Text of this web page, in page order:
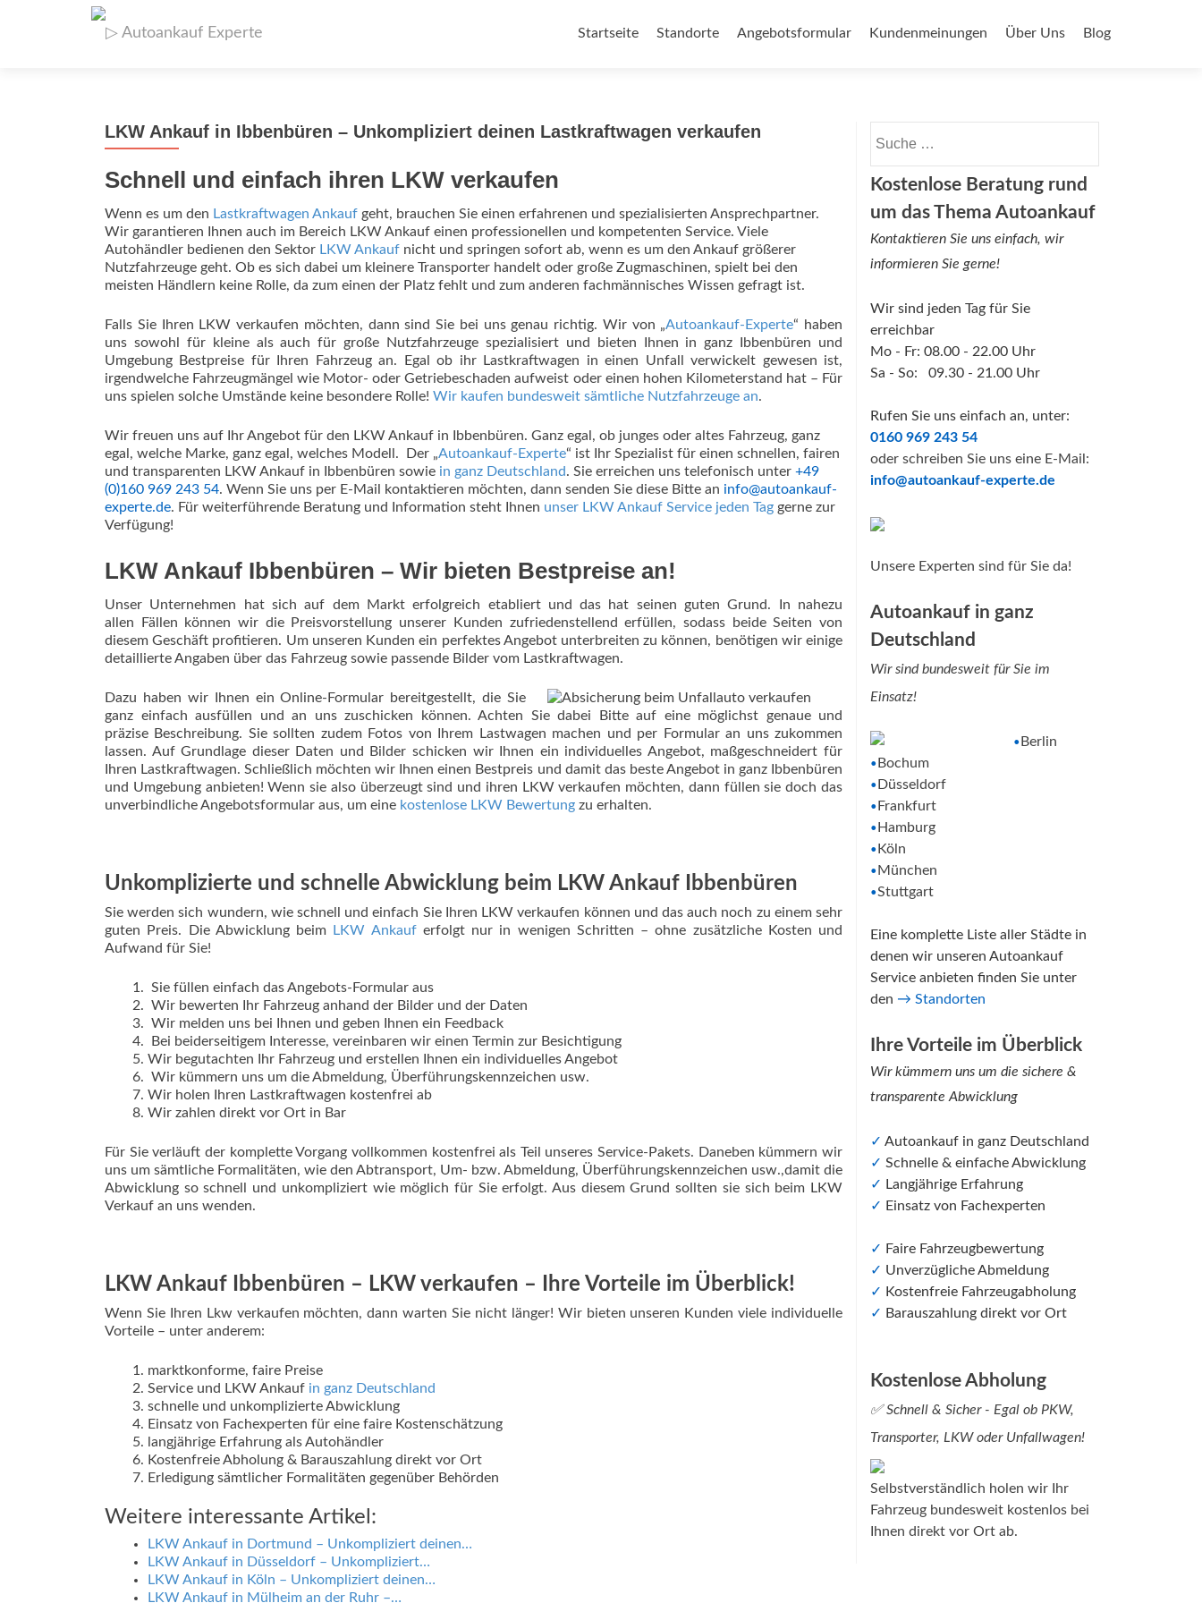
Startseite
Standorte Angebotsformular Kundenmeinungen Über Uns Blog
LKW Ankauf in Ibbenbüren – Unkompliziert deinen Lastkraftwagen verkaufen
Schnell und einfach ihren LKW verkaufen
Wenn es um den Lastkraftwagen Ankauf geht, brauchen Sie einen erfahrenen und spezialisierten Ansprechpartner.
Wir garantieren Ihnen auch im Bereich LKW Ankauf einen professionellen und kompetenten Service. Viele
Autohändler bedienen den Sektor LKW Ankauf nicht und springen sofort ab, wenn es um den Ankauf größerer
Nutzfahrzeuge geht. Ob es sich dabei um kleinere Transporter handelt oder große Zugmaschinen, spielt bei den
meisten Händlern keine Rolle, da zum einen der Platz fehlt und zum anderen fachmännisches Wissen gefragt ist.
Falls Sie Ihren LKW verkaufen möchten, dann sind Sie bei uns genau richtig. Wir von „Autoankauf-Experte“ haben
uns sowohl für kleine als auch für große Nutzfahrzeuge spezialisiert und bieten Ihnen in ganz Ibbenbüren und
Umgebung Bestpreise für Ihren Fahrzeug an. Egal ob ihr Lastkraftwagen in einen Unfall verwickelt gewesen ist,
irgendwelche Fahrzeugmängel wie Motor- oder Getriebeschaden aufweist oder einen hohen Kilometerstand hat – Für
uns spielen solche Umstände keine besondere Rolle! Wir kaufen bundesweit sämtliche Nutzfahrzeuge an.
Wir freuen uns auf Ihr Angebot für den LKW Ankauf in Ibbenbüren. Ganz egal, ob junges oder altes Fahrzeug, ganz
egal, welche Marke, ganz egal, welches Modell. Der „Autoankauf-Experte“ ist Ihr Spezialist für einen schnellen, fairen
und transparenten LKW Ankauf in Ibbenbüren sowie in ganz Deutschland. Sie erreichen uns telefonisch unter +49
(0)160 969 243 54. Wenn Sie uns per E-Mail kontaktieren möchten, dann senden Sie diese Bitte an info@autoankauf-
experte.de. Für weiterführende Beratung und Information steht Ihnen unser LKW Ankauf Service jeden Tag gerne zur
Verfügung!
LKW Ankauf Ibbenbüren – Wir bieten Bestpreise an!
Unser Unternehmen hat sich auf dem Markt erfolgreich etabliert und das hat seinen guten Grund. In nahezu
allen Fällen können wir die Preisvorstellung unserer Kunden zufriedenstellend erfüllen, sodass beide Seiten von
diesem Geschäft profitieren. Um unseren Kunden ein perfektes Angebot unterbreiten zu können, benötigen wir einige
detaillierte Angaben über das Fahrzeug sowie passende Bilder vom Lastkraftwagen.
Dazu haben wir Ihnen ein Online-Formular bereitgestellt, die Sie
ganz einfach ausfüllen und an uns zuschicken können. Achten Sie dabei Bitte auf eine möglichst genaue und
präzise Beschreibung. Sie sollten zudem Fotos von Ihrem Lastwagen machen und per Formular an uns zukommen
lassen. Auf Grundlage dieser Daten und Bilder schicken wir Ihnen ein individuelles Angebot, maßgeschneidert für
Ihren Lastkraftwagen. Schließlich möchten wir Ihnen einen Bestpreis und damit das beste Angebot in ganz Ibbenbüren
und Umgebung anbieten! Wenn sie also überzeugt sind und ihren LKW verkaufen möchten, dann füllen sie doch das
unverbindliche Angebotsformular aus, um eine kostenlose LKW Bewertung zu erhalten.
Unkomplizierte und schnelle Abwicklung beim LKW Ankauf Ibbenbüren
Sie werden sich wundern, wie schnell und einfach Sie Ihren LKW verkaufen können und das auch noch zu einem sehr
guten Preis. Die Abwicklung beim
LKW Ankauferfolgt nur in wenigen Schritten – ohne zusätzliche Kosten und
Aufwand für Sie!
Sie füllen einfach das Angebots-Formular aus
Wir bewerten Ihr Fahrzeug anhand der Bilder und der Daten
Wir melden uns bei Ihnen und geben Ihnen ein Feedback
Bei beiderseitigem Interesse, vereinbaren wir einen Termin zur Besichtigung
Wir begutachten Ihr Fahrzeug und erstellen Ihnen ein individuelles Angebot
Wir kümmern uns um die Abmeldung, Überführungskennzeichen usw.
Wir holen Ihren Lastkraftwagen kostenfrei ab
Wir zahlen direkt vor Ort in Bar
Für Sie verläuft der komplette Vorgang vollkommen kostenfrei als Teil unseres Service-Pakets. Daneben kümmern wir
uns um sämtliche Formalitäten, wie den Abtransport, Um- bzw. Abmeldung, Überführungskennzeichen usw.,damit die
Abwicklung so schnell und unkompliziert wie möglich für Sie erfolgt. Aus diesem Grund sollten sie sich beim LKW
Verkauf an uns wenden.
LKW Ankauf Ibbenbüren – LKW verkaufen – Ihre Vorteile im Überblick!
Wenn Sie Ihren Lkw verkaufen möchten, dann warten Sie nicht länger! Wir bieten unseren Kunden viele individuelle
Vorteile – unter anderem:
marktkonforme, faire Preise
Service und LKW Ankauf in ganz Deutschland
schnelle und unkomplizierte Abwicklung
Einsatz von Fachexperten für eine faire Kostenschätzung
langjährige Erfahrung als Autohändler
Kostenfreie Abholung & Barauszahlung direkt vor Ort
Erledigung sämtlicher Formalitäten gegenüber Behörden
Weitere interessante Artikel:
LKW Ankauf in Dortmund – Unkompliziert deinen…
LKW Ankauf in Düsseldorf – Unkompliziert…
LKW Ankauf in Köln – Unkompliziert deinen…
LKW Ankauf in Mülheim an der Ruhr –…
Kostenlose Beratung rund
um das Thema Autoankauf
Kontaktieren Sie uns einfach, wir
informieren Sie gerne!
Wir sind jeden Tag für Sie
erreichbar
Mo - Fr: 08.00 - 22.00 Uhr
Sa - So: 09.30 - 21.00 Uhr
Rufen Sie uns einfach an, unter:
0160 969 243 54
oder schreiben Sie uns eine E-Mail:
info@autoankauf-experte.de
Unsere Experten sind für Sie da!
Autoankauf in ganz
Deutschland
Wir sind bundesweit für Sie im
Einsatz!
• Berlin
• Bochum
• Düsseldorf
• Frankfurt
• Hamburg
• Köln
• München
•Stuttgart
Eine komplette Liste aller Städte in
denen wir unseren Autoankauf
Service anbieten finden Sie unter
den → Standorten
Ihre Vorteile im Überblick
Wir kümmern uns um die sichere &
transparente Abwicklung
✓ Autoankauf in ganz Deutschland
✓ Schnelle & einfache Abwicklung
✓ Langjährige Erfahrung
✓ Einsatz von Fachexperten
✓ Faire Fahrzeugbewertung
✓ Unverzügliche Abmeldung
✓ Kostenfreie Fahrzeugabholung
✓ Barauszahlung direkt vor Ort
Kostenlose Abholung
✅ Schnell & Sicher - Egal ob PKW,
Transporter, LKW oder Unfallwagen!
Selbstverständlich holen wir Ihr
Fahrzeug bundesweit kostenlos bei
Ihnen direkt vor Ort ab.